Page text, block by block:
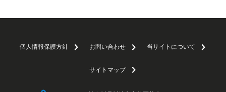
個人情報保護方針 お問い合わせ 当サイトについて
サイトマップ